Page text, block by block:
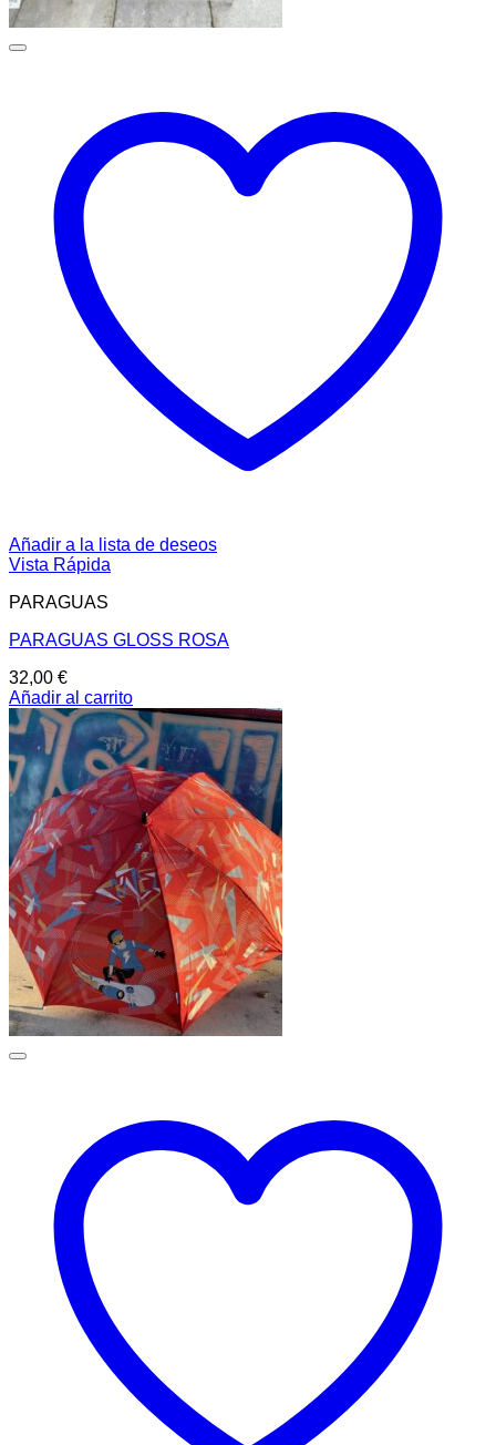
Añadir a la lista de deseos
Vista Rápida
PARAGUAS
PARAGUAS GLOSS ROSA
32,00 €
Añadir al carrito